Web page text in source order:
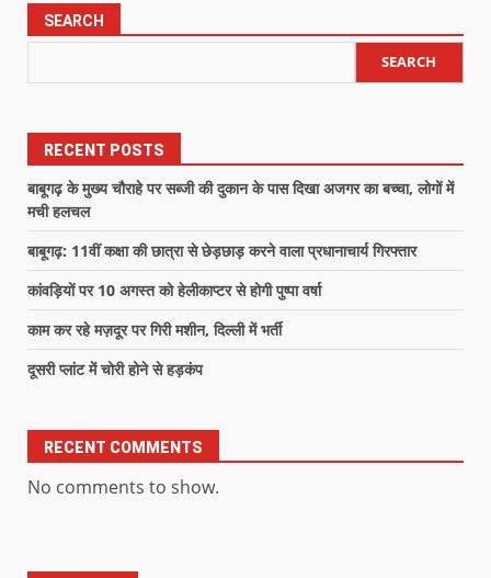
SEARCH
SEARCH
RECENT POSTS
बाबूगढ़ के मुख्य चौराहे पर सब्जी की दुकान के पास दिखा अजगर का बच्चा, लोगों में
मची हलचल
बाबूगढ़: 11वीं कक्षा की छात्रा से छेड़छाड़ करने वाला प्रधानाचार्य गिरफ्तार
कांवड़ियों पर 10 अगस्त को हेलीकाप्टर से होगी पुष्पा वर्षा
काम कर रहे मज़दूर पर गिरी मशीन, दिल्ली में भर्ती
दूसरी प्लांट में चोरी होने से हड़कंप
RECENT COMMENTS
No comments to show.